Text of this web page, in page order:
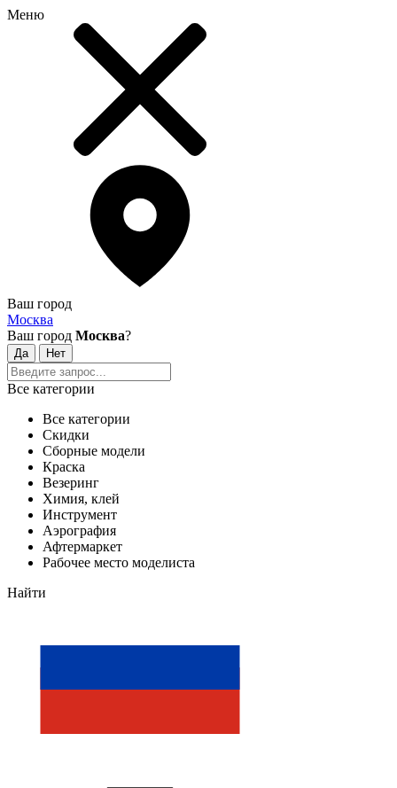
Меню
Ваш город
Москва
Ваш город Москва?
Все категории
Все категории
Скидки
Сборные модели
Краска
Везеринг
Химия, клей
Инструмент
Аэрография
Афтермаркет
Рабочее место моделиста
Найти